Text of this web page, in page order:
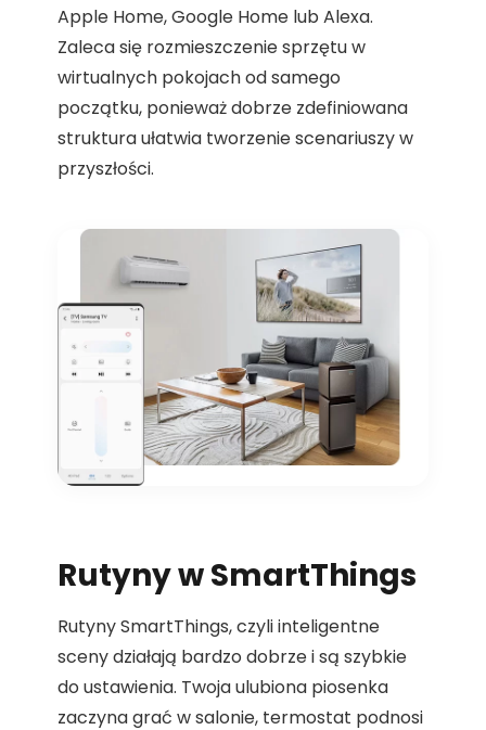
Apple Home, Google Home lub Alexa.
Zaleca się rozmieszczenie sprzętu w
wirtualnych pokojach od samego
początku, ponieważ dobrze zdefiniowana
struktura ułatwia tworzenie scenariuszy w
przyszłości.
Rutyny w SmartThings
Rutyny SmartThings, czyli inteligentne
sceny działają bardzo dobrze i są szybkie
do ustawienia. Twoja ulubiona piosenka
zaczyna grać w salonie, termostat podnosi